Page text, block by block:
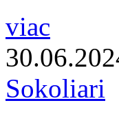
viac
30.06.
Sokoliari